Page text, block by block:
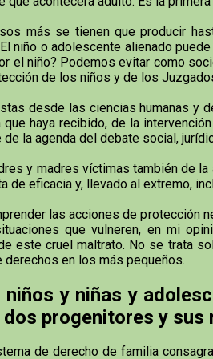
más se tienen que producir
niño o adolescente alienado
el niño? Podemos evitar como
de los niños y de los
desde las ciencias humanas y
haya recibido, de la
de la agenda del debate social,
y madres víctimas también de
de eficacia y, llevado al extremo,
las acciones de protección
que vulneren, en mi
este cruel maltrato. No se trata
derechos en los más pequeños.
niños y niñas y
dos progenitores y
de derecho de familia